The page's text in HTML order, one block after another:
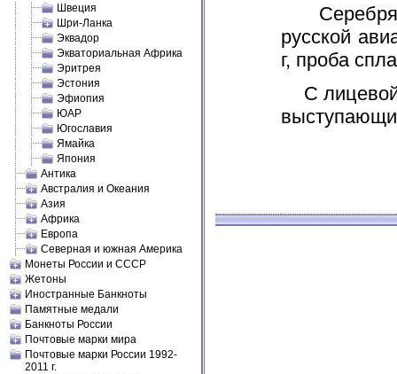
Швеция
Шри-Ланка
Эквадор
Экваториальная Африка
Эритрея
Эстония
Эфиопия
ЮАР
Югославия
Ямайка
Япония
Антика
Австралия и Океания
Азия
Африка
Европа
Северная и южная Америка
Монеты России и СССР
Жетоны
Иностранные Банкноты
Памятные медали
Банкноты России
Почтовые марки мира
Почтовые марки России 1992-
2011 г.
русской
г, проба
С лицевой